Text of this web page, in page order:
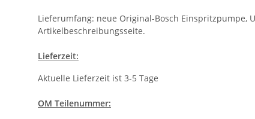
Lieferumfang: neue Original-Bosch Einspritzpumpe,
Artikelbeschreibungsseite.
Lieferzeit:
Aktuelle Lieferzeit ist 3-5 Tage
OM Teilenummer: